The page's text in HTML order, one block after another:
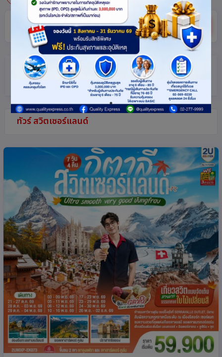
ค้นหา
ตัวกรอง (แตะเพื่อเปิด/ปิด)
ทัวร์ สวิตเซอร์แลนด์